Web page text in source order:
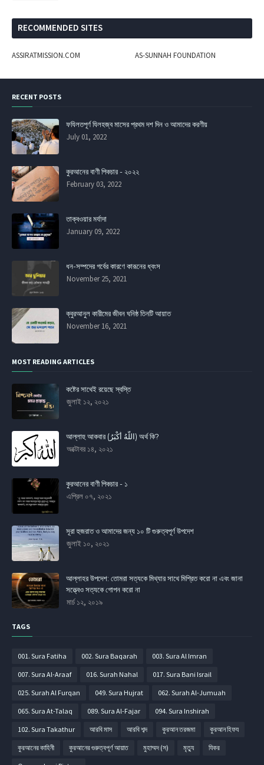
RECOMMENDED SITES
ASSIRATMISSION.COM AS-SUNNAH FOUNDATION
RECENT POSTS
ফযিলতপূর্ণ যিলহজ্ব মাসের প্রথম দশ দিন ও আমাদের করণীয়
July 01, 2022
কুরআনের বাণী পিকচার - ২০২২
February 03, 2022
তাক্বওয়ার মর্যাদা
January 09, 2022
ধন-সম্পদের গর্বের কারণে কারূনের ধ্বংস
November 25, 2021
ক্বুরআনুল কারীমের জীবন ঘনিষ্ঠ তিনটি আয়াত
November 16, 2021
MOST READING ARTICLES
কষ্টের সাথেই রয়েছে স্বস্তি
জুলাই ১২, ২০২১
আল্লাহু আকবার (اللَّهُ أَكْبَرُ) অর্থ কি?
অক্টোবর ১৪, ২০২১
কুরআনের বাণী পিকচার - ১
এপ্রিল ০৭, ২০২১
সূরা হুজরাত ও আমাদের জন্য ১০ টি গুরুত্বপূর্ণ উপদেশ
জুলাই ১০, ২০২১
আল্লাহর উপদেশ: তোমরা সত্যকে মিথ্যার সাথে মিশ্রিত করো না এবং জানা
সত্ত্বেও সত্যকে গোপন করো না
মার্চ ১২, ২০১৯
TAGS
001. Sura Fatiha 002. Sura Baqarah 003. Sura Al Imran
007. Sura Al-Araaf 016. Surah Nahal 017. Sura Bani Israil
025. Surah Al Furqan 049. Sura Hujrat 062. Surah Al-Jumuah
065. Sura At-Talaq 089. Sura Al-Fajar 094. Sura Inshirah
102. Sura Takathur আরবি মাস আরবি শব্দ কুরআন তরজমা কুরআন হিফয
কুরআনের কাহিনী কুরআনের গুরুত্বপূর্ণ আয়াত মুহাম্মদ (স) মৃত্যু যিকর